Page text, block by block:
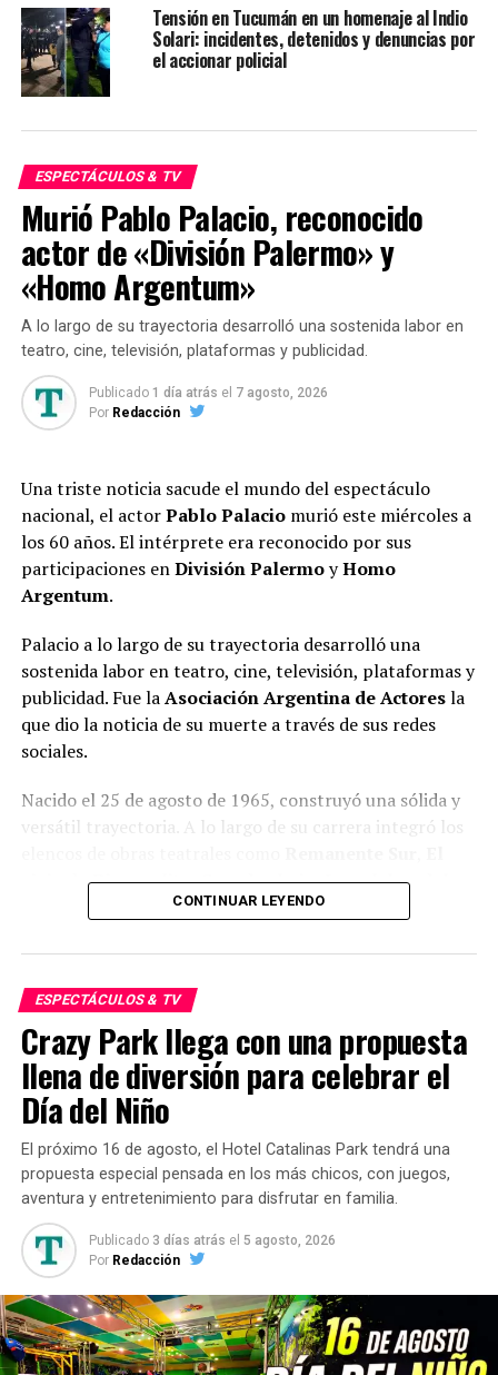
SIGUENTE
Murió Anne Schedeen, la actriz que interpretó a la
madre de la familia Tanner en la serie Alf
Masiva movilización para despedir al Indio Solari
Tensión en Tucumán en un homenaje al Indio
Solari: incidentes, detenidos y denuncias por
el accionar policial
ESPECTÁCULOS & TV
Murió Pablo Palacio, reconocido
actor de «División Palermo» y
«Homo Argentum»
A lo largo de su trayectoria desarrolló una sostenida labor en
teatro, cine, televisión, plataformas y publicidad.
Publicado 1 día atrás el 7 agosto, 2026
Por Redacción
Una triste noticia sacude el mundo del espectáculo
nacional, el actorPablo Palacio murió este miércoles a
los 60 años. El intérprete era reconocido por sus
participaciones enDivisión PalermoyHomo
Argentum.
Palacio a lo largo de su trayectoria desarrolló una
sostenida labor en teatro, cine, televisión, plataformas y
publicidad. Fue laAsociación Argentina de Actoresla
que dio la noticia de su muerte a través de sus redes
sociales.
Nacido el 25 de agosto de 1965, construyó una sólida y
versátil trayectoria. A lo largo de su carrera integró los
viaje de Discepolito,Guarda abajo,La palabra del
,El encargoyNo tenés códigos
En televisión y plataformas participó en numerosas
ficciones de gran repercusión. Entre sus trabajos más
destacados se encuentran División
Palermo ,Cromañón,Nada ,Monzón, Atrapa a un
ladrón, Edha,El lobista,Privier ,Jardín de
bronce ,Cartoneros
La trayectoria de Pablo Palacio
Gracias a sus interpretaciones,
convirtió en un rostro habitual de la ficción argentina,
aportando su talento a producciones de distintos
géneros y estilos.
En el cine también desarrolló una destacada carrera con
CONTINUAR LEYENDO
ESPECTÁCULOS & TV
Crazy Park llega con una propuesta
llena de diversión para celebrar el
Día del Niño
El próximo 16 de agosto, el Hotel Catalinas Park tendrá una
propuesta especial pensada en los más chicos, con juegos,
aventura y entretenimiento para disfrutar en familia.
Publicado 3 días atrás el 5 agosto, 2026
Por Redacción